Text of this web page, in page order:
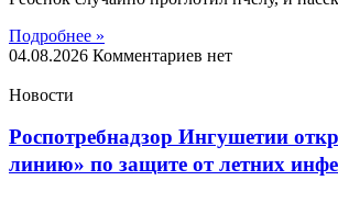
Подробнее »
04.08.2026 Комментариев нет
Новости
Роспотребнадзор Ингушетии
линию» по защите от летних